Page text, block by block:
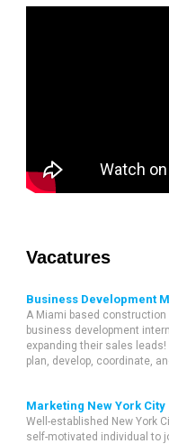
Vacatures
Business Development
A Miami based
business development
expanding their sales
plan, develop, coordinate,
Marketing New York City
Well-established New York
self-motivated individual to